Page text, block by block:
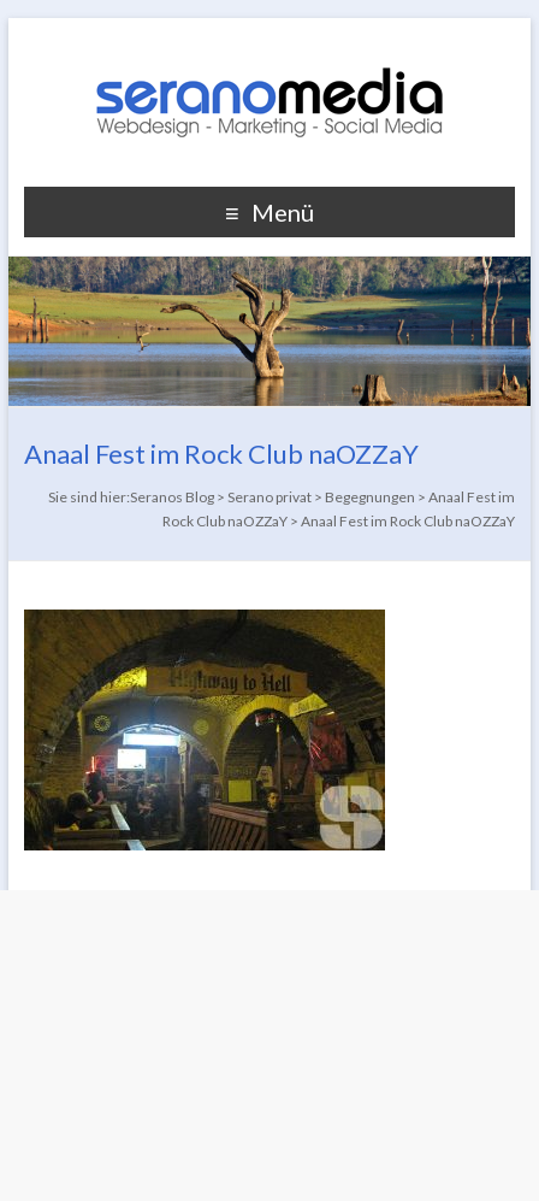
Menü
Anaal Fest im Rock Club naOZZaY
Sie sind hier:Seranos Blog >Serano privat > Begegnungen >Anaal Fest im
Rock Club naOZZaY >Anaal Fest im Rock Club naOZZaY